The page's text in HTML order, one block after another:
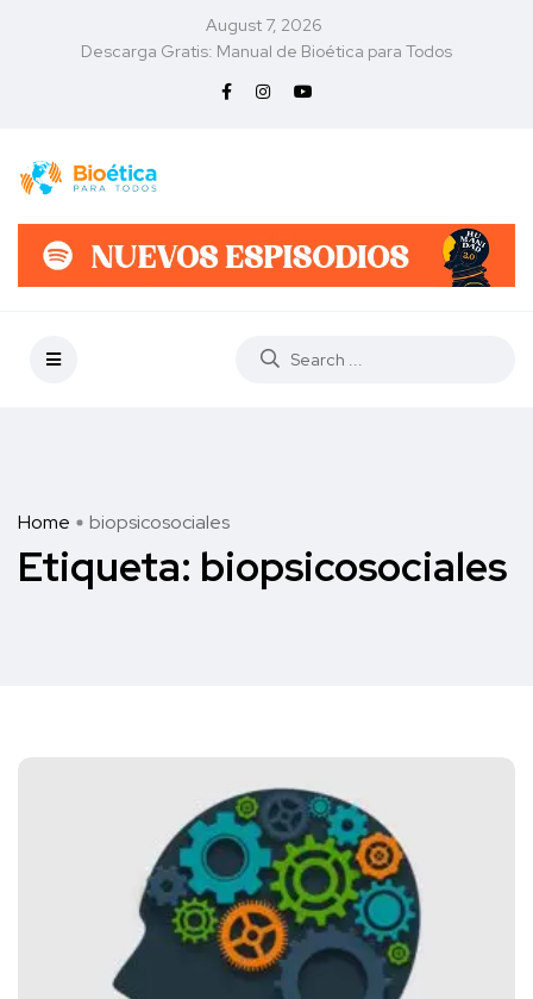
August 7, 2026
Descarga Gratis: Manual de Bioética para Todos
Home biopsicosociales
Etiqueta: biopsicosociales